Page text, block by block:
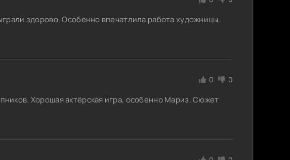
здорово. Особенно впечатлила работа художницы.
0 0
Хорошая актёрская игра, особенно Мариз. Сюжет